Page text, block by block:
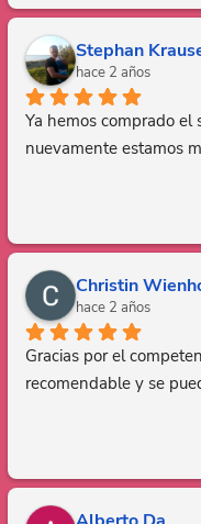
Stephan
hace 2 años
Ya hemos comprado
nuevamente estamos
Christin
hace 2 años
Gracias por el
recomendable y se